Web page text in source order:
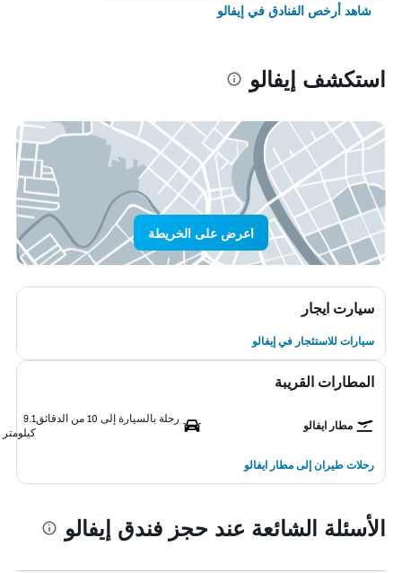
شاهد أرخص الفنادق في إيفالو
استكشف إيفالو
اعرض على الخريطة
سيارت ايجار
سيارات للاستئجار في إيفالو
المطارات القريبة
مطار ايفالو
رحلة بالسيارة إلى 10 من الدقائق
9.1
كيلومتر
رحلات طيران إلى مطار ايفالو
الأسئلة الشائعة عند حجز فندق إيفالو